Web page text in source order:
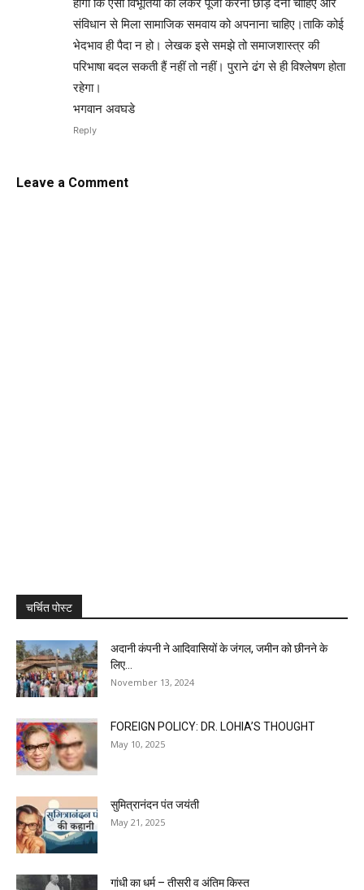
संविधान से मिला सामाजिक समवाय को अपनाना चाहिए।ताकि कोई
भेदभाव ही पैदा न हो। लेखक इसे समझे तो समाजशास्त्र की
परिभाषा बदल सकती हैं नहीं तो नहीं। पुराने ढंग से ही विश्लेषण होता
रहेगा।
भगवान अवघडे
Reply
Leave a Comment
चर्चित पोस्ट
अदानी कंपनी ने आदिवासियों के जंगल, जमीन को छीनने के
लिए...
November 13, 2024
FOREIGN POLICY: DR. LOHIA’S THOUGHT
May 10, 2025
सुमित्रानंदन पंत जयंती
May 21, 2025
गांधी का धर्म – तीसरी व अंतिम किस्त